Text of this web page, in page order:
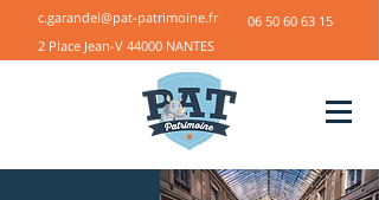
c.garandel@pat-patrimoine.fr
06 50 60 63 15
2 Place Jean-V 44000 NANTES